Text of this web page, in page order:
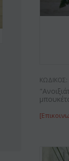
οριένταλ
55.00 €42.99
ΚΩΔΙΚΟΣ: